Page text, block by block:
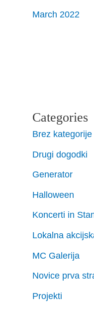
March 2022
Categories
Brez kategorije
Drugi dogodki
Generator
Halloween
Koncerti in
Lokalna
MC Galerija
Novice prva
Projekti